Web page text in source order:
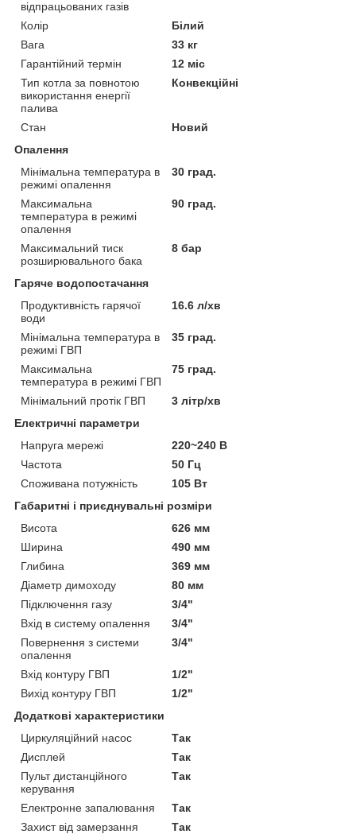
відпрацьованих газів
Колір
Білий
Вага
33 кг
Гарантійний термін
12 міс
Тип котла за повнотою
використання енергії
палива
Конвекційні
Стан
Новий
Опалення
Мінімальна температура в
режимі опалення
30 град.
Максимальна
температура в режимі
опалення
90 град.
Максимальний тиск
розширювального бака
8 бар
Гаряче водопостачання
Продуктивність гарячої
води
16.6 л/хв
Мінімальна температура в
режимі ГВП
35 град.
Максимальна
температура в режимі ГВП
75 град.
Мінімальний протік ГВП
3 літр/хв
Електричні параметри
Напруга мережі
220~240 В
Частота
50 Гц
Споживана потужність
105 Вт
Габаритні і приєднувальні розміри
Висота
626 мм
Ширина
490 мм
Глибина
369 мм
Діаметр димоходу
80 мм
Підключення газу
3/4"
Вхід в систему опалення
3/4"
Повернення з системи
опалення
3/4"
Вхід контуру ГВП
1/2"
Вихід контуру ГВП
1/2"
Додаткові характеристики
Циркуляційний насос
Так
Дисплей
Так
Пульт дистанційного
керування
Так
Електронне запалювання
Так
Захист від замерзання
Так